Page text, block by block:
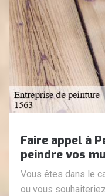
Faire appel à
peindre vos
Vous êtes dans le
ou vous